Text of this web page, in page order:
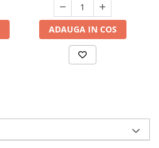
ADAUGA IN COS